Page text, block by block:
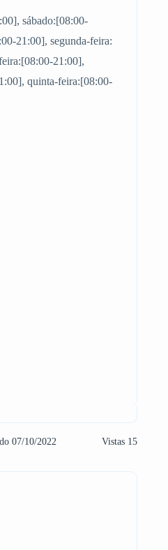
sábado:[08:00-
21:00], segunda-feira:
21:00],
quinta-feira:[08:00-
07/10/2022 Vistas 15